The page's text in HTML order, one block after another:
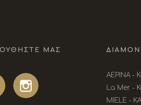
ΜΑΣ
ΑΕΡΙΝΑ -
La Mer -
MIELE -